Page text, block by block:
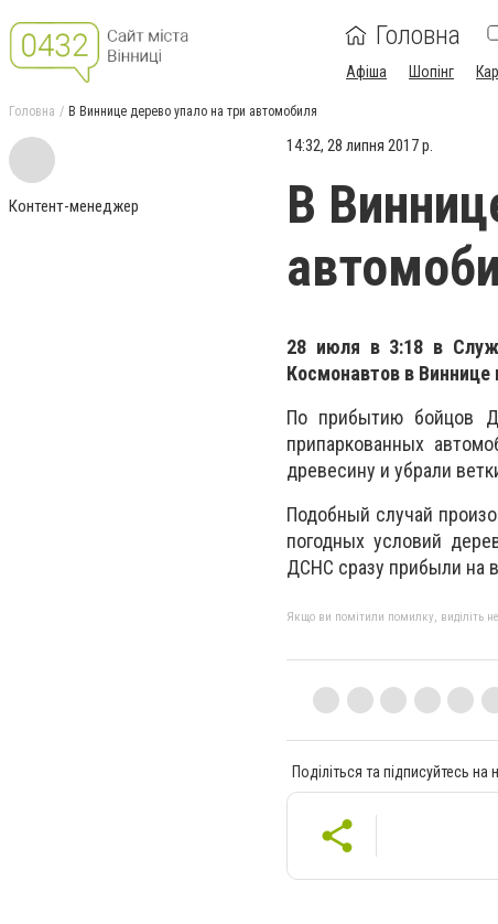
Головна
Афіша Шопінг
Головна В Виннице дерево упало на три автомобиля
Контент-менеджер
14:32, 28 липня 2017 р.
В
28 июля в 3:18 в
Космонавтов в Виннице
По прибытию бойцов
припаркованных
древесину и убрали
Подобный случай
погодных условий
ДСНС сразу прибыли на
Якщо ви помітили помилку, виділіть
Поділіться та підписуйтесь на